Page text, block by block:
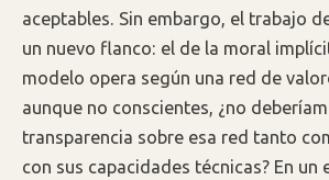
aceptables. Sin embargo, el trabajo
un nuevo flanco: el de la moral
modelo opera según una red de
aunque no conscientes, ¿no
transparencia sobre esa red tanto
con sus capacidades técnicas? En